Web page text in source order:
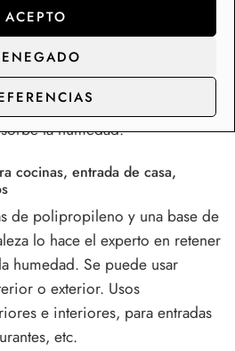
ACEPTO
hogar esté continuamente lleno
Coloca tras la puerta uno de
Fabricados en polipropileno
limpias, uso exterior e interior;
la humedad.
cocinas, entrada de casa,
de polipropileno y una base de
lo hace el experto en retener
humedad. Se puede usar
o exterior. Usos
e interiores, para entradas
etc.